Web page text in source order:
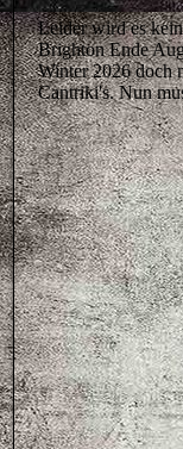
Leider wird es
Brighton Ende
Winter 2026 doch
Cantriki's. Nun